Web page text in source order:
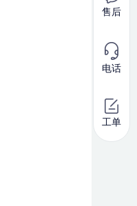
售后
电话
工单